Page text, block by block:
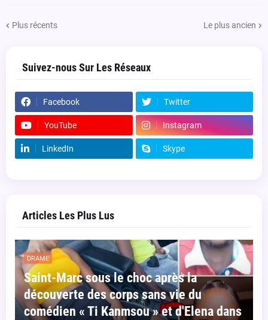
Plus récents Le plus ancien
Suivez-nous Sur Les Réseaux
Facebook Twitter
YouTube Instagram
LinkedIn Skype
Articles Les Plus Lus
DRAME
Saint-Marc sous le choc après la
découverte des corps sans vie du
comédien « Ti Kanmsou » et d'Elena dans